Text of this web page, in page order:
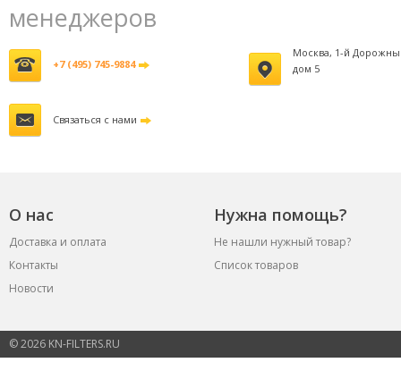
менеджеров
+7 (495) 745-9884
Москва, 1-й
дом 5
Связаться с нами
О нас Нужна помощь?
Доставка и оплата
Не нашли нужный товар?
Контакты
Список товаров
Новости
© 2026 KN-FILTERS.RU